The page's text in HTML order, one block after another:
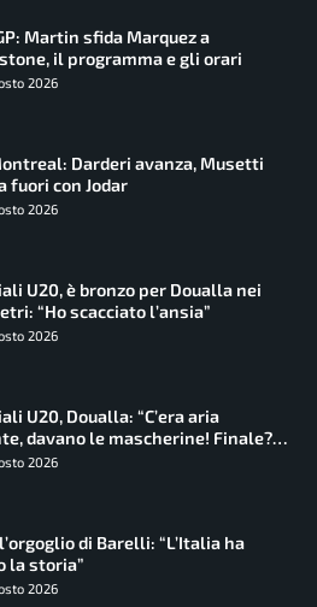
Martin sfida Marquez a
il programma e gli orari
2026
Darderi avanza, Musetti
fuori con Jodar
2026
U20, è bronzo per Doualla nei
“Ho scacciato l’ansia”
2026
U20, Doualla: “C’era aria
davano le mascherine! Finale?
nulla da perdere”
2026
di Barelli: “L’Italia ha
la storia”
2026